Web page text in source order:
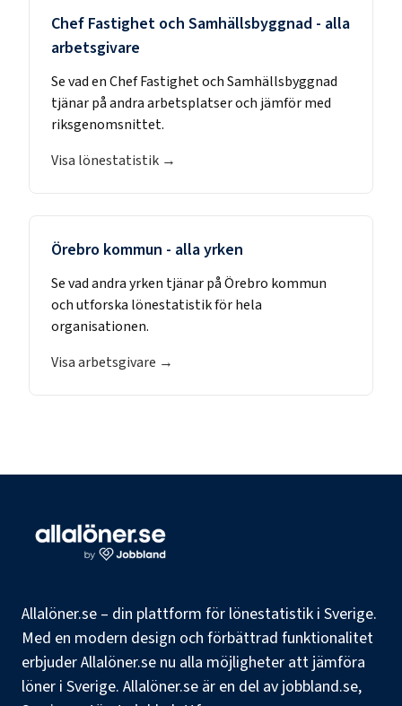
Chef Fastighet och Samhällsbyggnad - alla
arbetsgivare
Se vad enChef Fastighet och Samhällsbyggnad
tjänar på andra arbetsplatser och jämför med
riksgenomsnittet.
Visa lönestatistik →
Örebro kommun - alla yrken
Se vad andra yrken tjänar påÖrebro kommun
och utforska lönestatistik för hela
organisationen.
Visa arbetsgivare →
Allalöner.se – din plattform för lönestatistik i Sverige.
Med en modern design och förbättrad funktionalitet
erbjuder Allalöner.se nu alla möjligheter att jämföra
löner i Sverige. Allalöner.se är en del av jobbland.se,